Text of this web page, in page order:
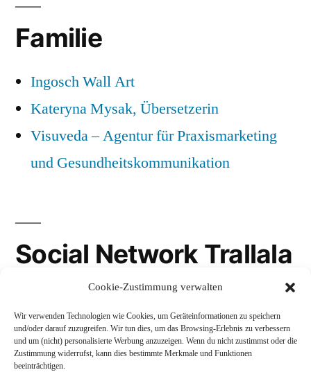
Cookie-Zustimmung verwalten
Wir verwenden Technologien wie Cookies, um Geräteinformationen zu speichern
und/oder darauf zuzugreifen. Wir tun dies, um das Browsing-Erlebnis zu verbessern
und um (nicht) personalisierte Werbung anzuzeigen. Wenn du nicht zustimmst oder die
Zustimmung widerrufst, kann dies bestimmte Merkmale und Funktionen
beeinträchtigen.
Familie
Ingosch Wall Art
Kateryna Mysak, Übersetzerin
Visuveda – Agentur für Praxismarketing
und Gesundheitskommunikation
Social Network Trallala
LinkedIn
Mastodon